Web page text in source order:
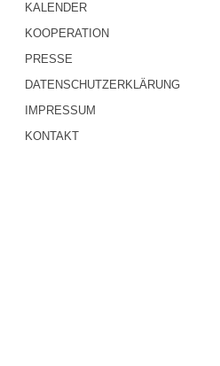
KALENDER
KOOPERATION
PRESSE
DATENSCHUTZERKLÄRUNG
IMPRESSUM
KONTAKT